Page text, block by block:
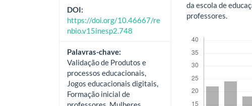
DOI:
https://doi.org/10.46667/re
nbio.v15inesp2.748
Palavras-chave:
Validação de Produtos e
processos educacionais,
Jogos educacionais digitais,
Formação inicial de
da escola de
professores.